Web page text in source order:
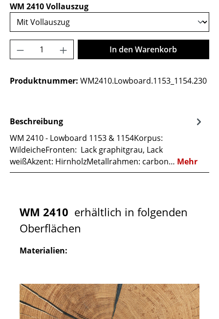
WM 2410 Vollauszugauswählen
Produkt Anzahl: Gib den gewünschten
In den Warenkorb
Produktnummer: WM2410.Lowboard.1153_1154.230
Beschreibung
WM 2410 - Lowboard 1153 & 1154Korpus:
WildeicheFronten: Lack graphitgrau, Lack
weißAkzent: HirnholzMetallrahmen: carbon… Mehr
WM 2410 erhältlich in folgenden
Oberflächen
Materialien: